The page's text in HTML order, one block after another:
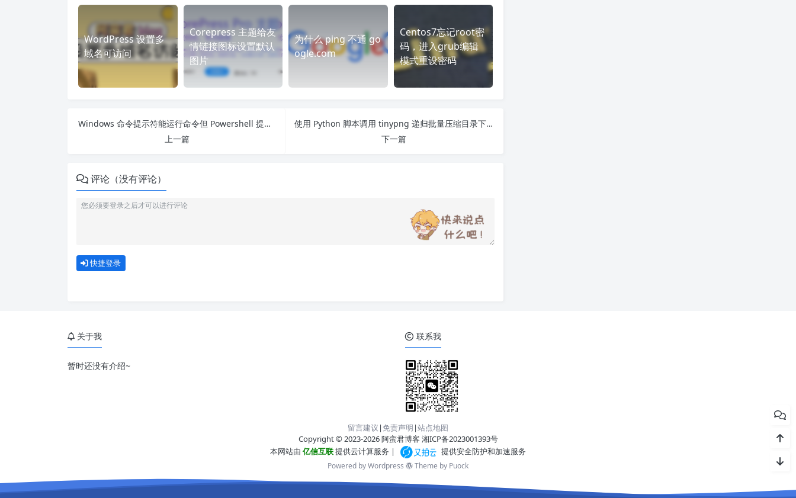
WordPress 设置多
域名可访问
Corepress 主题给友
情链接图标设置默认
图片
为什么 ping 不通 go
ogle.com
Centos7忘记root密
码，进入grub编辑
模式重设密码
Windows 命令提示符能运行命令但 Powershell 提示命令找不到
上一篇
使用 Python 脚本调用 tinypng 递归批量压缩目录下的图片
下一篇
评论（没有评论）
快捷登录
关于我
暂时还没有介绍~
联系我
留言建议 |免责声明 |站点地图
Copyright © 2023-2026 阿蛮君博客 湘ICP备2023001393号
本网站由 亿信互联提供云计算服务 | 提供安全防护和加速服务
Powered by Wordpress Theme by Puock